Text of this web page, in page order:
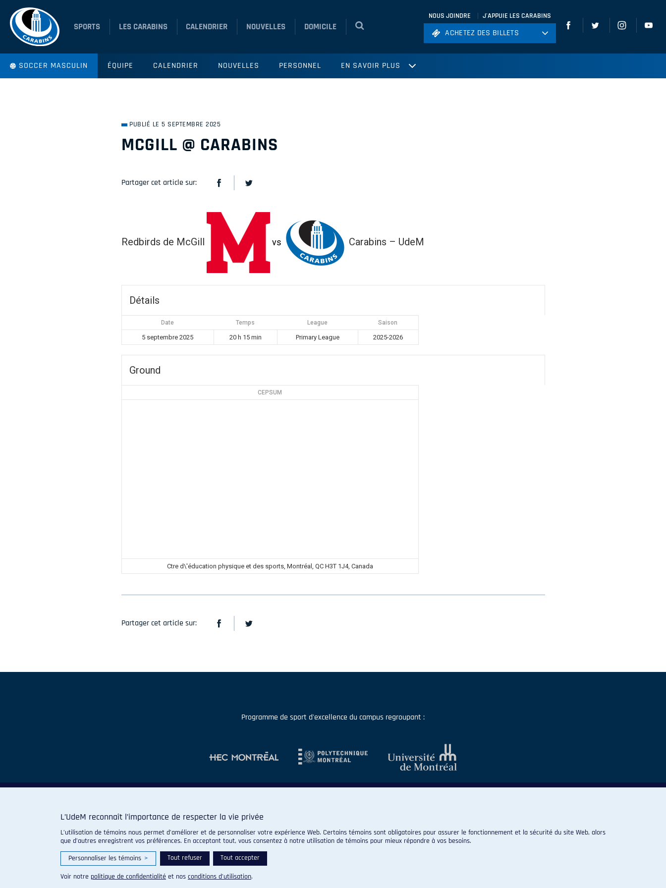
SPORTS LES CARABINS CALENDRIER NOUVELLES DOMICILE
NOUS JOINDRE J'APPUIE LES CARABINS
ACHETEZ DES BILLETS
ACHETEZ DES BILLETS
SOCCER MASCULIN ÉQUIPE CALENDRIER NOUVELLES PERSONNEL EN SAVOIR PLUS
PUBLIÉ LE 5 SEPTEMBRE 2025
MCGILL @ CARABINS
Partager cet article sur:
Redbirds de McGill vs Carabins – UdeM
Détails
Date Temps League Saison
5 septembre 2025 20 h 15 min Primary League 2025-2026
Ground
CEPSUM
Ctre d\'éducation physique et des sports, Montréal, QC H3T 1J4, Canada
Partager cet article sur:
Programme de sport d'excellence du campus regroupant :
L’UdeM reconnaît l’importance de respecter la vie privée
L’utilisation de témoins nous permet d’améliorer et de personnaliser votre expérience Web. Certains témoins sont obligatoires pour assurer le fonctionnement et la sécurité du site Web, alors
que d’autres enregistrent vos préférences. En acceptant tout, vous consentez à notre utilisation de témoins pour mieux répondre à vos besoins.
Personnaliser les témoins > Tout refuser Tout accepter
Voir notre politique de confidentialité et nos conditions d’utilisation.